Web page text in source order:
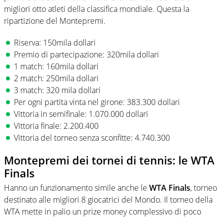
migliori otto atleti della classifica mondiale. Questa la
ripartizione del Montepremi.
Riserva: 150mila dollari
Premio di partecipazione: 320mila dollari
1 match: 160mila dollari
2 match: 250mila dollari
3 match: 320 mila dollari
Per ogni partita vinta nel girone: 383.300 dollari
Vittoria in semifinale: 1.070.000 dollari
Vittoria finale: 2.200.400
Vittoria del torneo senza sconfitte: 4.740.300
Montepremi dei tornei di tennis: le WTA
Finals
Hanno un funzionamento simile anche le WTA Finals, torneo
destinato alle migliori 8 giocatrici del Mondo. Il torneo della
WTA mette in palio un prize money complessivo di poco